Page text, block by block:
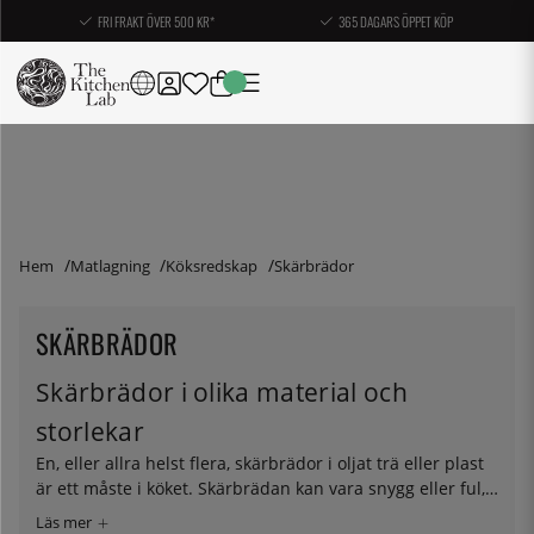
FRI FRAKT ÖVER 500 KR* 365 DAGARS ÖPPET KÖP
Hem Matlagning Köksredskap Skärbrädor
SKÄRBRÄDOR
Skärbrädor i olika material och
storlekar
En, eller allra helst flera, skärbrädor i oljat trä eller plast
är ett måste i köket. Skärbrädan kan vara snygg eller ful,
tjock eller platt, billig eller dyr – det viktigaste är att den